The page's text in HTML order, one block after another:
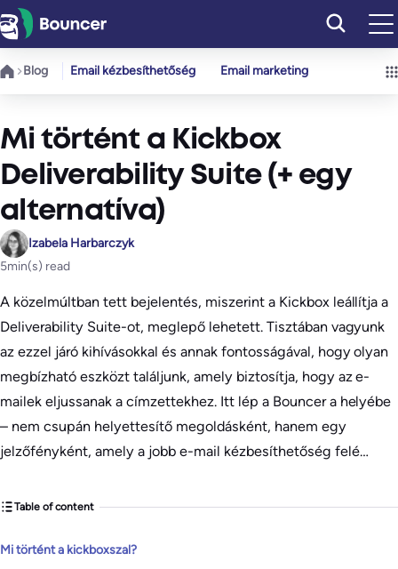
Ugrás
a
tartalomhoz
Blog Email kézbesíthetőség Email marketing
Mi történt a Kickbox
Deliverability Suite (+ egy
alternatíva)
Izabela Harbarczyk
5min(s) read
A közelmúltban tett bejelentés, miszerint a Kickbox leállítja a
Deliverability Suite-ot, meglepő lehetett. Tisztában vagyunk
az ezzel járó kihívásokkal és annak fontosságával, hogy olyan
megbízható eszközt találjunk, amely biztosítja, hogy az e-
mailek eljussanak a címzettekhez. Itt lép a Bouncer a helyébe
– nem csupán helyettesítő megoldásként, hanem egy
jelzőfényként, amely a jobb e-mail kézbesíthetőség felé…
Table of content
Mi történt a kickboxszal?